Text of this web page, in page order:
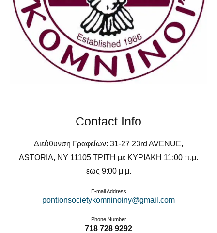
Contact Info
Διεύθυνση Γραφείων: 31-27 23rd AVENUE,
ASTORIA, NY 11105 ΤΡΙΤΗ με ΚΥΡΙΑΚΗ 11:00 π.μ.
εως 9:00 μ.μ.
E-mail Address
pontionsocietykomninoiny@gmail.com
Phone Number
718 728 9292